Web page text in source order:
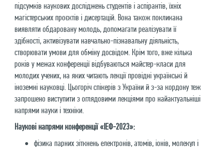
підсумків наукових досліджень студентів і аспірантів, їхніх
магістерських проєктів і дисертацій. Вона також покликана
виявляти обдаровану молодь, допомагати реалізувати її
здібності, активізувати навчально-пізнавальну діяльність,
створювати умови для обміну досвідом. Крім того, вже кілька
років у межах конференції відбуваються майстер-класи для
молодих учених, на яких читають лекції провідні українські й
іноземні науковці. Цьогоріч спікерів з України й з-за кордону теж
запрошено виступити з оглядовими лекціями про найактуальніші
напрями науки і техніки.
Наукові напрями конференції «ІЕФ-2023»:
фізика парних зіткнень електронів, атомів, іонів, молекул і